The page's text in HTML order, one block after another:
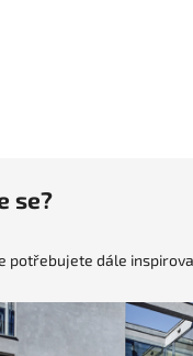
se?
potřebujete dále